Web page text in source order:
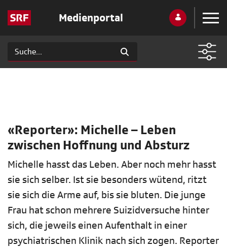
Medienportal
«Reporter»: Michelle – Leben
zwischen Hoffnung und Absturz
Michelle hasst das Leben. Aber noch mehr hasst
sie sich selber. Ist sie besonders wütend, ritzt
sie sich die Arme auf, bis sie bluten. Die junge
Frau hat schon mehrere Suizidversuche hinter
sich, die jeweils einen Aufenthalt in einer
psychiatrischen Klinik nach sich zogen. Reporter